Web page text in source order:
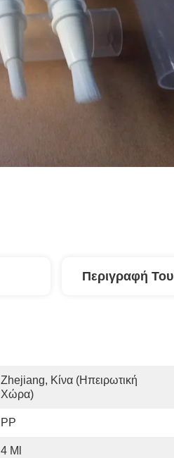
Περιγραφή
Zhejiang, Κίνα (ηπειρωτική
Χώρα)
PP
4 Ml